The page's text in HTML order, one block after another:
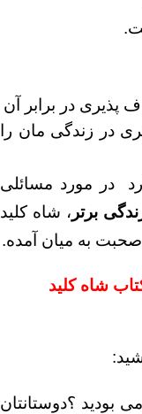
پذیری در برابر آن
در زندگی مان را
در مورد مسائلی
برتر ، شاه کلید
صحبت به میان آمده.
شاه کلید
بودید ؟دوستانتان